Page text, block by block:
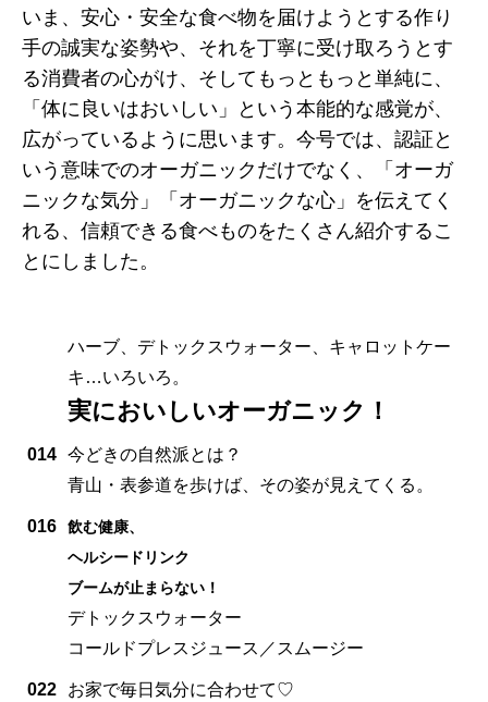
いま、安心・安全な食べ物を届けようとする作り
手の誠実な姿勢や、それを丁寧に受け取ろうとす
る消費者の心がけ、そしてもっともっと単純に、
「体に良いはおいしい」という本能的な感覚が、
広がっているように思います。今号では、認証と
いう意味でのオーガニックだけでなく、「オーガ
ニックな気分」「オーガニックな心」を伝えてく
れる、信頼できる食べものをたくさん紹介するこ
とにしました。
ハーブ、デトックスウォーター、キャロットケー
キ…いろいろ。
実においしいオーガニック！
014 今どきの自然派とは？
青山・表参道を歩けば、その姿が見えてくる。
016
飲む健康、
ヘルシードリンク
ブームが止まらない！
デトックスウォーター
コールドプレスジュース／スムージー
022
お家で毎日気分に合わせて♡